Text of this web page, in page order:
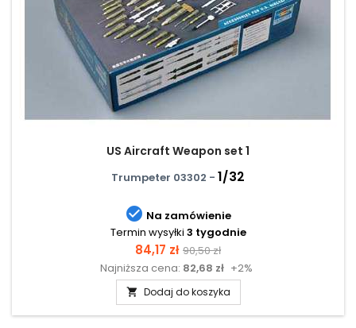
US Aircraft Weapon set 1
Trumpeter 03302 - 1/32
 Na zamówienie
Termin wysyłki 3 tygodnie
Cena
84,17 zł Cena
podstawowa
90,50 zł
Najniższa cena: 82,68 zł +2%
 Dodaj do koszyka